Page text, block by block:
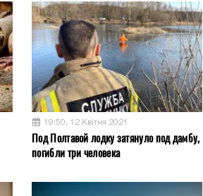
19:50, 12 Квітня 2021
Под Полтавой лодку затянуло под дамбу,
погибли три человека